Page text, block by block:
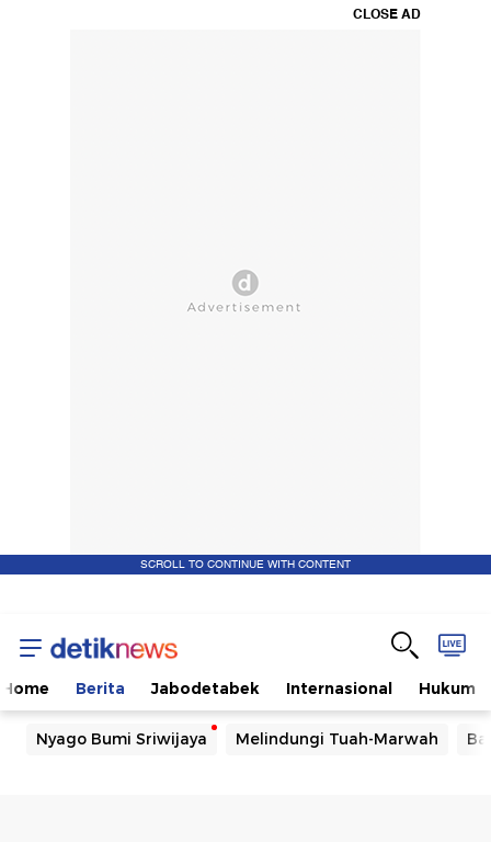
CLOSE AD
SCROLL TO CONTINUE WITH CONTENT
Home Berita Jabodetabek Internasional Hukum
Nyago Bumi Sriwijaya Melindungi Tuah-Marwah